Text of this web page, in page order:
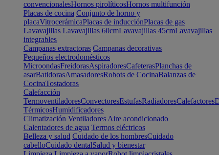
convencionalesHornos pirolíticosHornos multifunción
Placas de cocina Conjunto de horno y
placaVitrocerámicaPlacas de inducciónPlacas de gas
Lavavajillas Lavavajillas 60cmLavavajillas 45cmLavavajillas
integrables
Campanas extractoras Campanas decorativas
Pequeños electrodomésticos
MicroondasFreidorasAspiradoresCafeterasPlanchas de
asarBatidorasAmasadoresRobots de CocinaBalanzas de
CocinaTostadoras
Calefacción
TermoventiladoresConvectoresEstufasRadiadoresCalefactores
TérmicosHumidificadores
Climatización Ventiladores Aire acondicionado
Calentadores de agua Termos eléctricos
Belleza y salud Cuidado de los hombresCuidado
cabelloCuidado dentalSalud y bienestar